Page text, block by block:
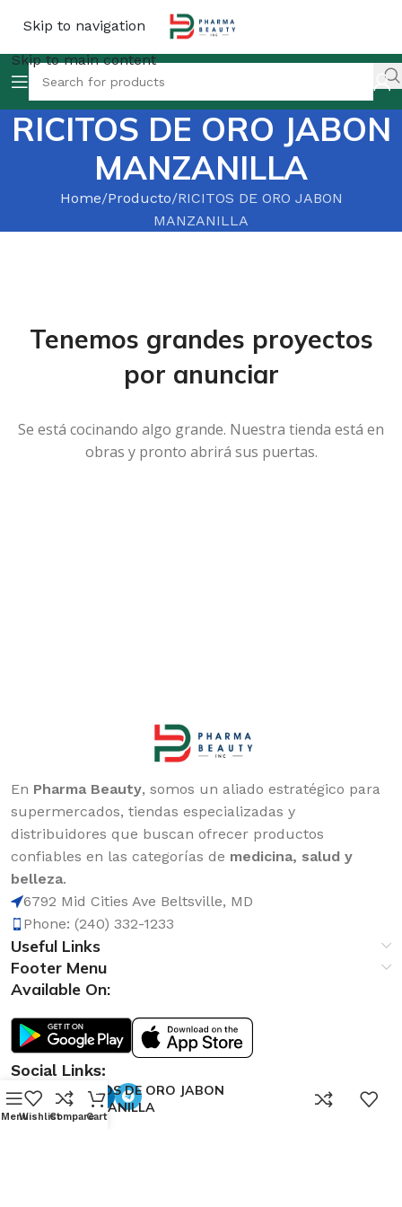
Skip to navigation
Skip to main content
RICITOS DE ORO JABON
MANZANILLA
Home Producto RICITOS DE ORO JABON
MANZANILLA
Tenemos grandes proyectos
por anunciar
Se está cocinando algo grande. Nuestra tienda está en
obras y pronto abrirá sus puertas.
En Pharma Beauty, somos un aliado estratégico para
supermercados, tiendas especializadas y
distribuidores que buscan ofrecer productos
confiables en las categorías de medicina, salud y
belleza.
6792 Mid Cities Ave Beltsville, MD
Phone: (240) 332-1233
Useful Links
Footer Menu
Available On:
Social Links:
RICITOS DE ORO JABON
MANZANILLA
MenuWishlistCompare
0
Cart